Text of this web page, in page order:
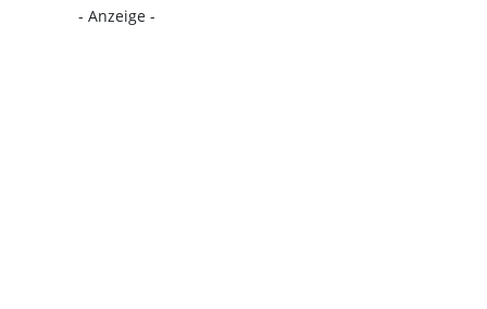
- Anzeige -